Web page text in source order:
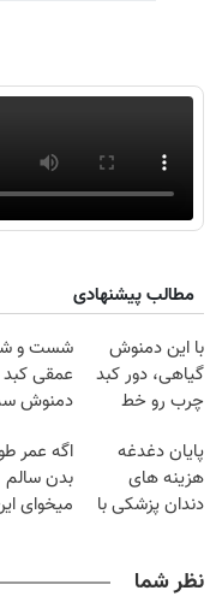
مطالب پیشنهادی
با این دمنوش
گیاهی، دور کبد
چرب رو خط
شست و
عمقی کبد
دمنوش
پایان دغدغه
هزینه های
دندان پزشکی با
اگه عمر
بدن سالم
میخوای
نظر شما